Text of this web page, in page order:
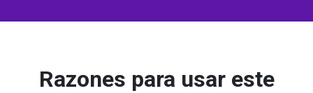
Razones para usar este